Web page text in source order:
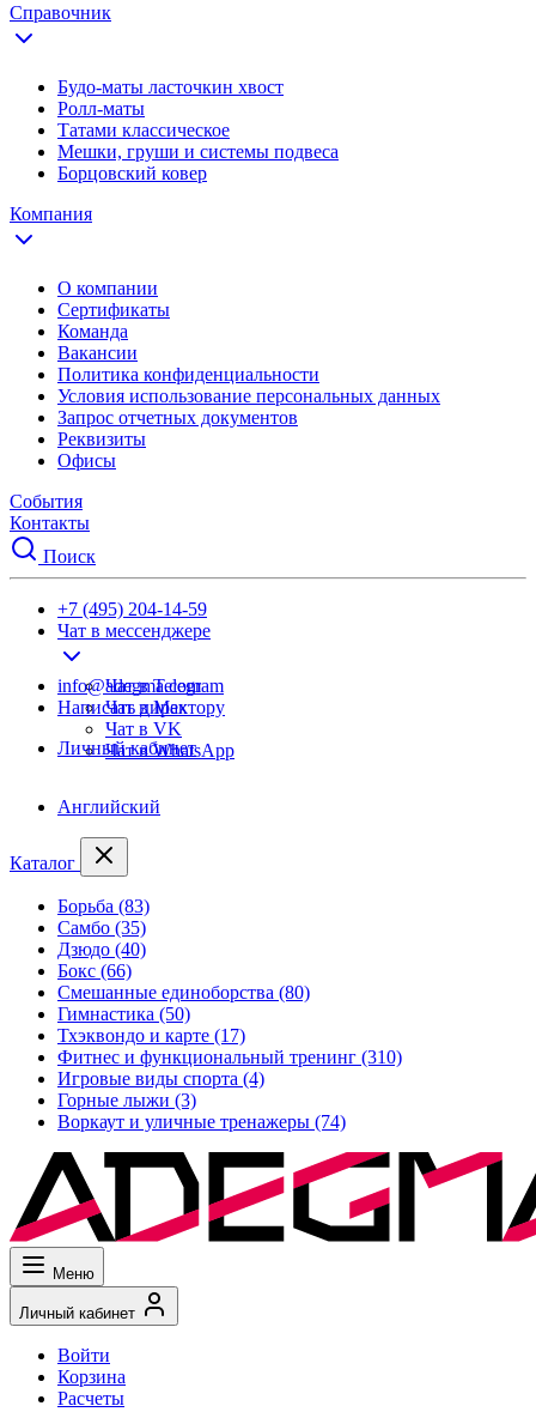
Справочник
Будо-маты ласточкин хвост
Ролл-маты
Татами классическое
Мешки, груши и системы подвеса
Борцовский ковер
Компания
О компании
Сертификаты
Команда
Вакансии
Политика конфиденциальности
Условия использование персональных данных
Запрос отчетных документов
Реквизиты
Офисы
События
Контакты
Поиск
+7 (495) 204-14-59
Чат в мессенджере
Чат в Telegram
Чат в Max
Чат в VK
Чат в WhatsApp
info@adegma.com
Написать директору
Личный кабинет
Английский
Каталог
Борьба (83)
Самбо (35)
Дзюдо (40)
Бокс (66)
Смешанные единоборства (80)
Гимнастика (50)
Тхэквондо и карте (17)
Фитнес и функциональный тренинг (310)
Игровые виды спорта (4)
Горные лыжи (3)
Воркаут и уличные тренажеры (74)
Меню
Личный кабинет
Войти
Корзина
Расчеты